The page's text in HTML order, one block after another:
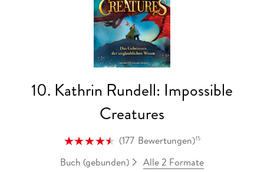
10. Kathrin Rundell: Impossible
Creatures
(177 Bewertungen)15
Buch (gebunden)
Alle 2 Formate